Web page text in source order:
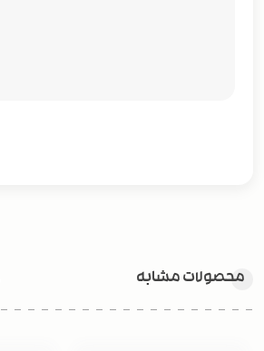
محصولات مشابه